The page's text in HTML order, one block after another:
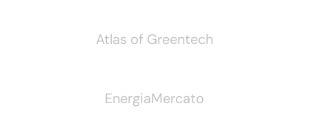
Atlas of Greentech
EnergiaMercato